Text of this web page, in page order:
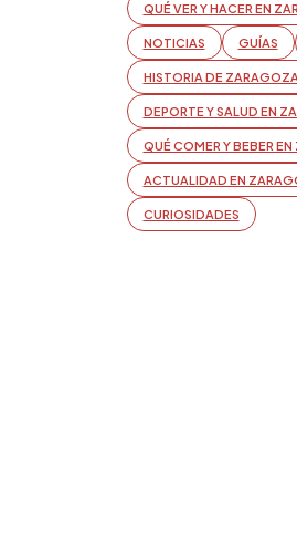
QUÉ VER Y HACER EN
NOTICIAS GUÍAS
HISTORIA DE ZARAGOZA
DEPORTE Y SALUD EN
QUÉ COMER Y BEBER
ACTUALIDAD EN
CURIOSIDADES